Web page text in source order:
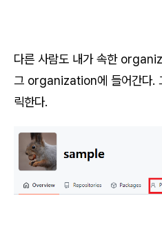
다른 사람도 내가 속한
그 organization에 들어간다.
릭한다.